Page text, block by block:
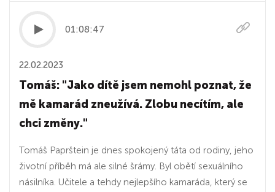
01:08:47
22.02.2023
Tomáš: "Jako dítě jsem nemohl poznat, že
mě kamarád zneužívá. Zlobu necítím, ale
chci změny."
Tomáš Paprštein je dnes spokojený táta od rodiny, jeho
životní příběh má ale silné šrámy. Byl obětí sexuálního
násilníka. Učitele a tehdy nejlepšího kamaráda, který se